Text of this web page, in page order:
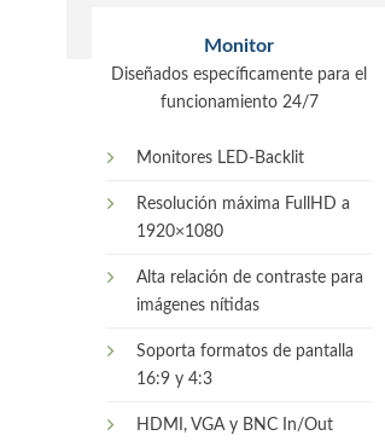
Monitor
Diseñados específicamente para el
funcionamiento 24/7
Monitores LED-Backlit
Resolución máxima FullHD a
1920×1080
Alta relación de contraste para
imágenes nítidas
Soporta formatos de pantalla
16:9 y 4:3
HDMI, VGA y BNC In/Out